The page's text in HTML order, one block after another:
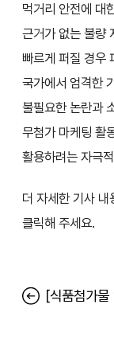
먹거리 안전에 대
근거가 없는 불량
빠르게 퍼질 경우
국가에서 엄격한
불필요한 논란과
무첨가 마케팅 활
활용하려는 자극
더 자세한 기사
클릭해 주세요.